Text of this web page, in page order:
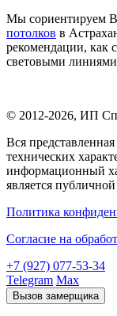
Мы сориентируем
потолков в
рекомендации, как
световыми
© 2012-2026, ИП
Вся
технических
информационный
является
Политика
Согласие на
+7 (927) 077-53-34
Telegram Max
Вызов замерщика